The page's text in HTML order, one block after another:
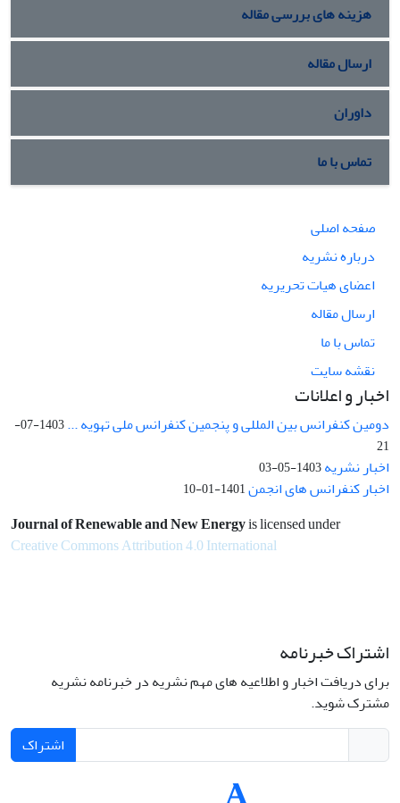
هزینه های بررسی مقاله
ارسال مقاله
داوران
تماس با ما
صفحه اصلی
درباره نشریه
اعضای هیات تحریریه
ارسال مقاله
تماس با ما
نقشه سایت
اخبار و اعلانات
دومین کنفرانس بین المللی و پنجمین کنفرانس ملی تهویه ...
1403-07-
21
اخبار نشریه1403-05-03
اخبار کنفرانس های انجمن1401-01-10
Journal of Renewable and New Energyis licensed under
Creative Commons Attribution 4.0 International
اشتراک خبرنامه
برای دریافت اخبار و اطلاعیه های مهم نشریه در خبرنامه نشریه
مشترک شوید.
اشتراک